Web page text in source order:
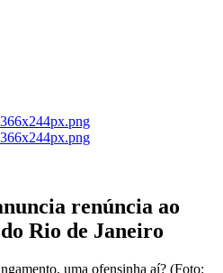
renúncia ao
Rio de Janeiro